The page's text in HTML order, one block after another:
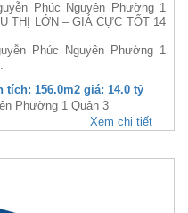
Phúc Nguyên Phường 1
THỊ LỚN – GIÁ CỰC TỐT 14
Phúc Nguyên Phường 1
tích: 156.0m2 giá: 14.0 tỷ
Phường 1 Quận 3
Xem chi tiết